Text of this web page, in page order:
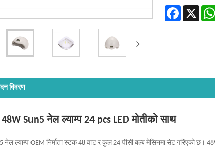
Facebook
X
विवरण
Sun5 नेल ल्याम्प 24 pcs LED मोतीको साथ
नेल ल्याम्प OEM निर्माता स्टक 48 वाट र कुल 24 पीसी बल्ब मेसिनमा सेट गरिएको